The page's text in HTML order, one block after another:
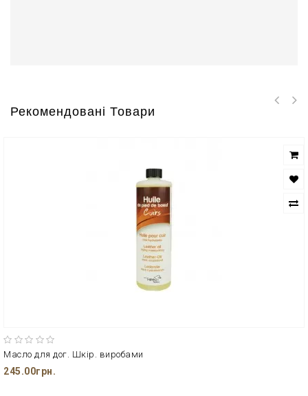
Рекомендовані Товари
Масло для дог. Шкір. виробами
245.00грн.